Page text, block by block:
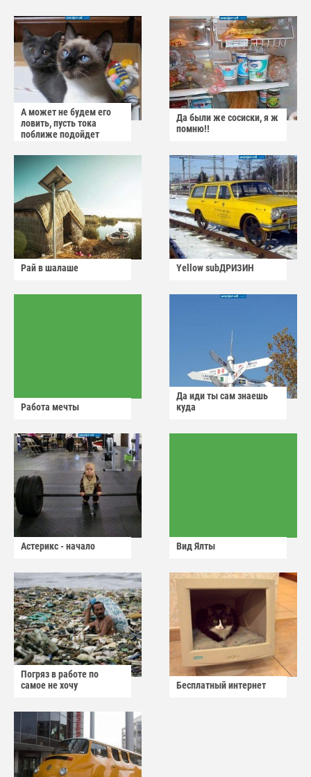
А может не будем его
ловить, пусть тока
поближе подойдет
Да были же сосиски, я ж
помню!!
Рай в шалаше Yellow subДРИЗИН
Работа мечты
Да иди ты сам знаешь
куда
Астерикс - начало Вид Ялты
Погряз в работе по
самое не хочу
Бесплатный интернет